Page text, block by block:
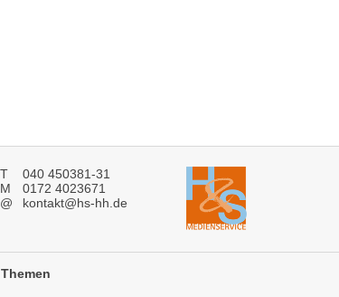
T
040 450381-31
M
0172 4023671
@
kontakt@hs-hh.de
Themen